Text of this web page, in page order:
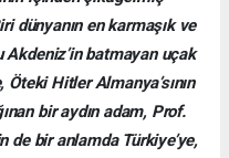
dünyanın en karmaşık ve
batmayan uçak
Hitler Almanya’sının
bir aydın adam, Prof.
bir anlamda Türkiye’ye,